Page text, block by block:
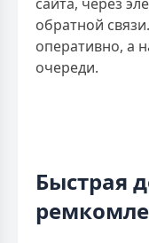
обратной
оперативно, а
очереди.
Быстрая